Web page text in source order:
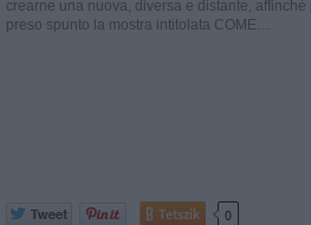
crearne una nuova, diversa e distante,
preso spunto la mostra intitolata COME…
Tetszik 0